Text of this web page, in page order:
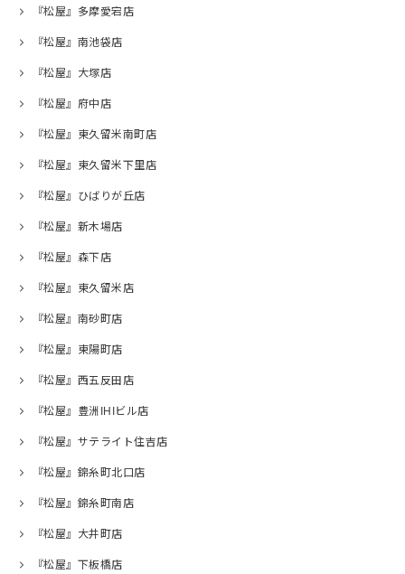
『松屋』多摩愛宕店
『松屋』南池袋店
『松屋』大塚店
『松屋』府中店
『松屋』東久留米南町店
『松屋』東久留米下里店
『松屋』ひばりが丘店
『松屋』新木場店
『松屋』森下店
『松屋』東久留米店
『松屋』南砂町店
『松屋』東陽町店
『松屋』西五反田店
『松屋』豊洲IHIビル店
『松屋』サテライト住吉店
『松屋』錦糸町北口店
『松屋』錦糸町南店
『松屋』大井町店
『松屋』下板橋店